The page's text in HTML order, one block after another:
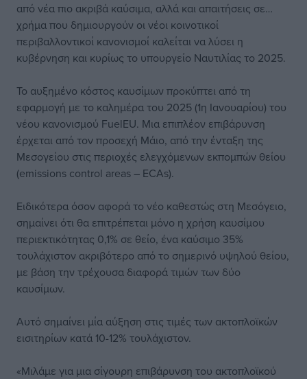
από νέα πιο ακριβά καύσιμα, αλλά και απαιτήσεις σε…
χρήμα που δημιουργούν οι νέοι κοινοτικοί
περιβαλλοντικοί κανονισμοί καλείται να λύσει η
κυβέρνηση και κυρίως το υπουργείο Ναυτιλίας το 2025.
Το αυξημένο κόστος καυσίμων προκύπτει από τη
εφαρμογή με το καλημέρα του 2025 (1η Ιανουαρίου) του
νέου κανονισμού FuelEU. Μια επιπλέον επιβάρυνση
έρχεται από τον προσεχή Μάιο, από την ένταξη της
Μεσογείου στις περιοχές ελεγχόμενων εκπομπών θείου
(emissions control areas – ECAs).
Ειδικότερα όσον αφορά το νέο καθεστώς στη Μεσόγειο,
σημαίνει ότι θα επιτρέπεται μόνο η χρήση καυσίμου
περιεκτικότητας 0,1% σε θείο, ένα καύσιμο 35%
τουλάχιστον ακριβότερο από το σημερινό υψηλού θείου,
με βάση την τρέχουσα διαφορά τιμών των δύο
καυσίμων.
Αυτό σημαίνει μία αύξηση στις τιμές των ακτοπλοϊκών
εισιτηρίων κατά 10-12% τουλάχιστον.
«Μιλάμε για μια σίγουρη επιβάρυνση του ακτοπλοϊκού